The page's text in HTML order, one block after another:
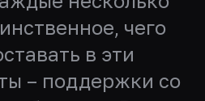
чего
в эти
– поддержки со